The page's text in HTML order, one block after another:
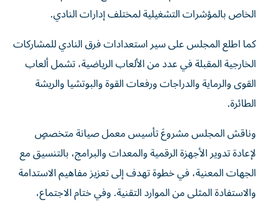
الخاص بالمؤشرات التشغيلية لمختلف إدارات النادي.
كما اطلع المجلس على سير استعدادات فرق النادي للمشاركات
الخارجية المقبلة في عدد من الألعاب الرياضية، تشمل ألعاب
القوى والرماية والدراجات ورفعات القوة والبوتشيا والريشة
الطائرة.
وناقش المجلس مشروعَ تأسيس معمل صيانة متخصصٍ
لإعادة تدوير الأجهزة الرقمية والمعدات والبرامج، بالتنسيق مع
الجهات المعنية، في خطوة تهدف إلى تعزيز مفاهيم الاستدامة
والاستفادة المثلى من الموارد التقنية. وفي ختام الاجتماع،